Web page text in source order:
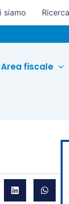
siamo
Area fiscale